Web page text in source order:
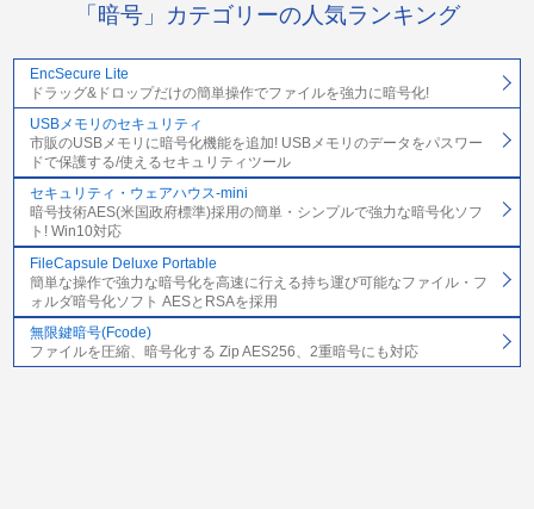
「暗号」カテゴリーの人気ランキング
EncSecure Lite
ドラッグ&ドロップだけの簡単操作でファイルを強力に暗号化!
USBメモリのセキュリティ
市販のUSBメモリに暗号化機能を追加! USBメモリのデータをパスワー
ドで保護する/使えるセキュリティツール
セキュリティ・ウェアハウス-mini
暗号技術AES(米国政府標準)採用の簡単・シンプルで強力な暗号化ソフ
ト! Win10対応
FileCapsule Deluxe Portable
簡単な操作で強力な暗号化を高速に行える持ち運び可能なファイル・フ
ォルダ暗号化ソフト AESとRSAを採用
無限鍵暗号(Fcode)
ファイルを圧縮、暗号化する Zip AES256、2重暗号にも対応